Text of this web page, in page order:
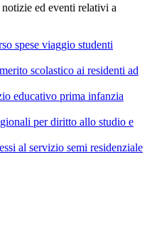
ed eventi relativi a
spese viaggio studenti
scolastico ai residenti ad
educativo prima infanzia
per diritto allo studio e
al servizio semi residenziale